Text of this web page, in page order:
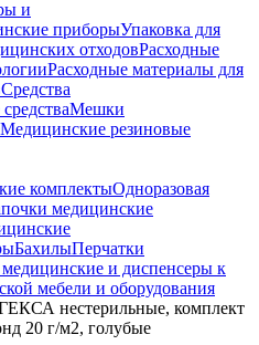
и
приборыУпаковка для
отходовРасходные
Расходные материалы для
Средства
Мешки
Медицинские резиновые
комплектыОдноразовая
медицинские
БахилыПерчатки
и диспенсеры к
мебели и оборудования
нестерильные, комплект
20 г/м2, голубые